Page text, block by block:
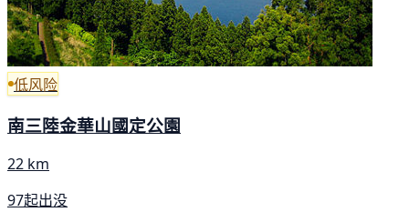
低风险
南三陸金華山國定公園
22 km
97起出没